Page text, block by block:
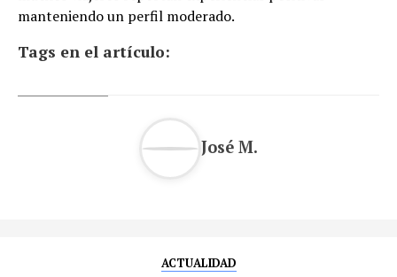
manteniendo un perfil moderado.
Tags en el artículo:
José M.
ACTUALIDAD